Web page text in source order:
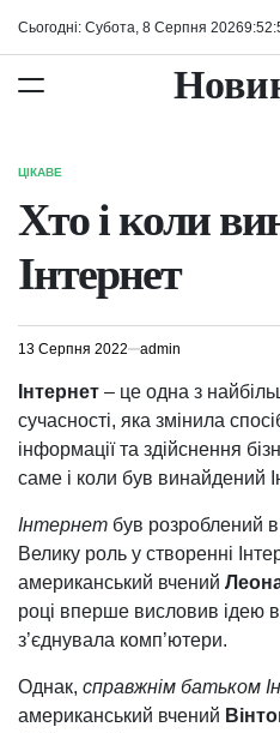
Сьогодні: Субота, 8 Серпня 20269:52:
ОПУБЛІКУВАТИ
ЦІКАВЕ
Хто і коли
Інтернет
13 Серпня 2022 admin
Інтернет – це одна з
сучасності, яка змінила
інформації та здійснення
саме і коли був винайдений
Інтернет був розроблений в
Велику роль у створенні
американський вчений
році вперше висловив ідею
з’єднувала комп’ютери.
Однак, справжнім батьком
американський вчений